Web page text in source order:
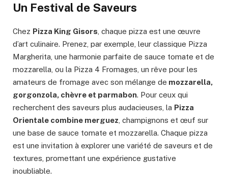
Un Festival de Saveurs
Chez Pizza King Gisors , chaque pizza est une œuvre
d’art culinaire. Prenez, par exemple, leur classique Pizza
Margherita, une harmonie parfaite de sauce tomate et de
mozzarella, ou la Pizza 4 Fromages, un rêve pour les
amateurs de fromage avec son mélange de mozzarella,
gorgonzola, chèvre et parmabon. Pour ceux qui
recherchent des saveurs plus audacieuses, la Pizza
Orientale combine merguez , champignons et œuf sur
une base de sauce tomate et mozzarella. Chaque pizza
est une invitation à explorer une variété de saveurs et de
textures, promettant une expérience gustative
inoubliable.